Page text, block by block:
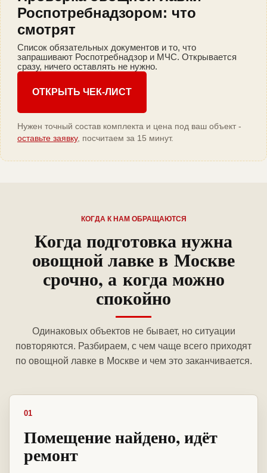
Роспотребнадзором: что
смотрят
Список обязательных документов и то, что
запрашивают Роспотребнадзор и МЧС. Открывается
сразу, ничего оставлять не нужно.
ОТКРЫТЬ ЧЕК-ЛИСТ
Нужен точный состав комплекта и цена под ваш объект -
оставьте заявку, посчитаем за 15 минут.
КОГДА К НАМ ОБРАЩАЮТСЯ
Когда подготовка нужна
овощной лавке в Москве
срочно, а когда можно
спокойно
Одинаковых объектов не бывает, но ситуации
повторяются. Разбираем, с чем чаще всего приходят
по овощной лавке в Москве и чем это заканчивается.
01
Помещение найдено, идёт
ремонт